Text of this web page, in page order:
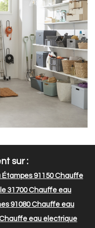
sur :
91150Chauffe
31700Chauffe eau
91080Chauffe eau
eau electrique